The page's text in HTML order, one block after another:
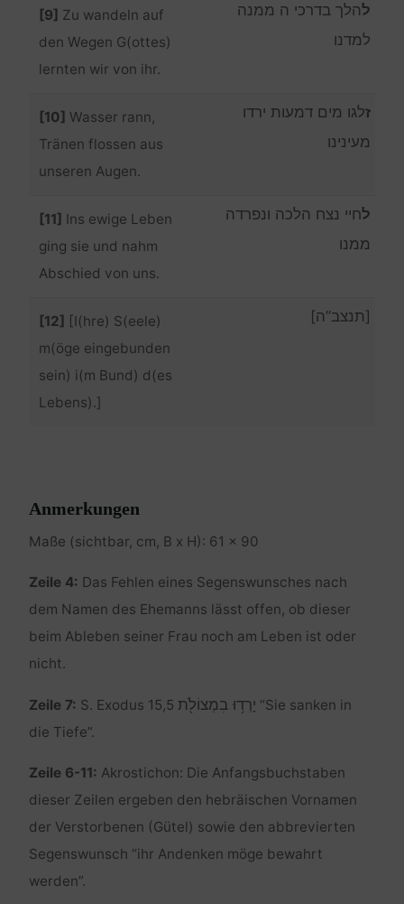
[9] Zu wandeln auf
den Wegen G(ottes)
lernten wir von ihr.
להלך בדרכי ה ממנה
למדנו
[10] Wasser rann,
Tränen flossen aus
unseren Augen.
זלגו מים דמעות ירדו
מעינינו
[11] Ins ewige Leben
ging sie und nahm
Abschied von uns.
לחיי נצח הלכה ונפרדה
ממנו
[12] [I(hre) S(eele)
m(öge eingebunden
sein) i(m Bund) d(es
Lebens).]
[תנצב”ה]
Anmerkungen
Maße (sichtbar, cm, B x H): 61 x 90
Zeile 4: Das Fehlen eines Segenswunsches nach
dem Namen des Ehemanns lässt offen, ob dieser
beim Ableben seiner Frau noch am Leben ist oder
nicht.
Zeile 7: S. Exodus 15,5 יָרְד֥וּ בִמְצוֹלֹ֖ת “Sie sanken in
die Tiefe”.
Zeile 6-11: Akrostichon: Die Anfangsbuchstaben
dieser Zeilen ergeben den hebräischen Vornamen
der Verstorbenen (Gütel) sowie den abbrevierten
Segenswunsch “ihr Andenken möge bewahrt
werden”.